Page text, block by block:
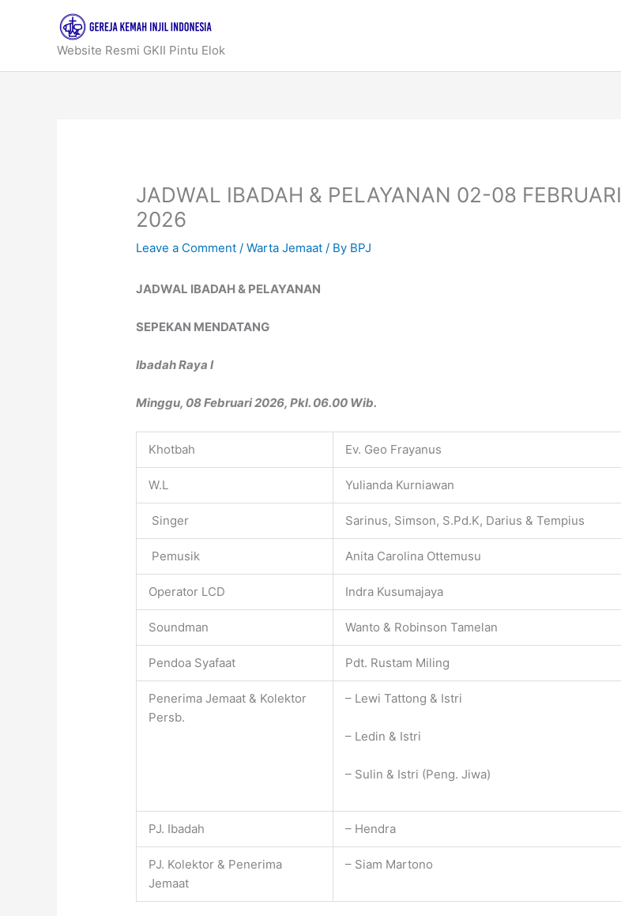
Website Resmi GKII Pintu Elok
JADWAL IBADAH & PELAYANAN 02-08 FEBRUARI
2026
Leave a Comment /Warta Jemaat / By BPJ
JADWAL IBADAH & PELAYANAN
SEPEKAN MENDATANG
Ibadah Raya I
Minggu, 08 Februari 2026, Pkl. 06.00 Wib.
Khotbah Ev. Geo Frayanus
W.L Yulianda Kurniawan
Singer Sarinus, Simson, S.Pd.K, Darius & Tempius
Pemusik Anita Carolina Ottemusu
Operator LCD Indra Kusumajaya
Soundman Wanto & Robinson Tamelan
Pendoa Syafaat Pdt. Rustam Miling
Penerima Jemaat & Kolektor
Persb.
– Lewi Tattong & Istri
– Ledin & Istri
– Sulin & Istri (Peng. Jiwa)
PJ. Ibadah – Hendra
PJ. Kolektor & Penerima
Jemaat
– Siam Martono